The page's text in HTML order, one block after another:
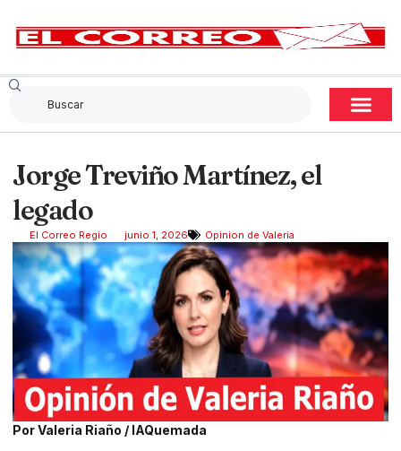
Jorge Treviño Martínez, el
legado
El Correo Regio junio 1, 2026 Opinion de Valeria
Por Valeria Riaño / IAQuemada